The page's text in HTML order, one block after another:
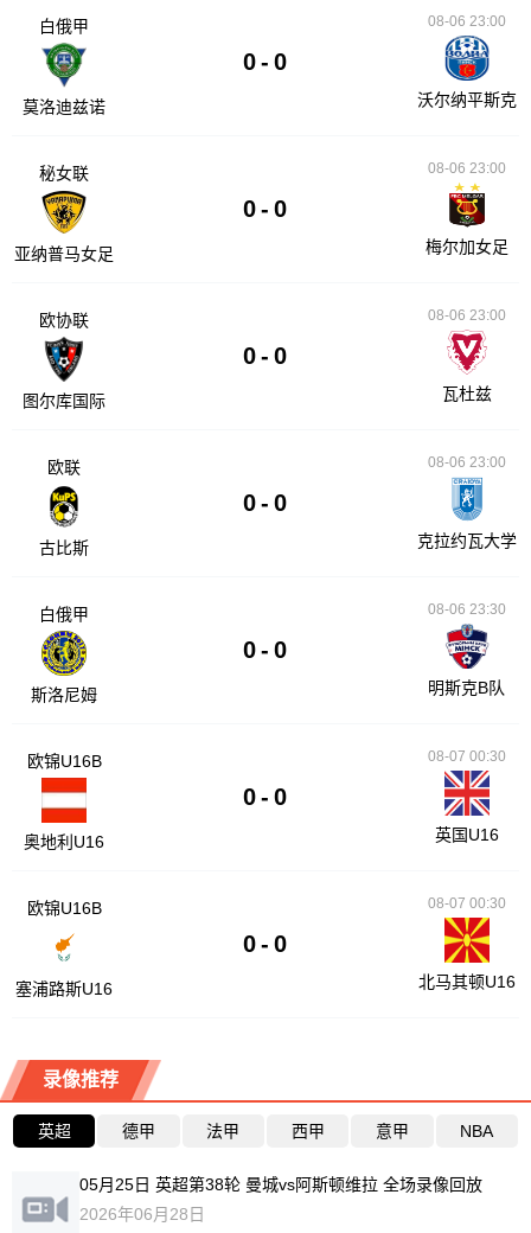
白俄甲
莫洛迪兹诺
0 - 0
08-06 23:00
沃尔纳平斯克
秘女联
亚纳普马女足
0 - 0
08-06 23:00
梅尔加女足
欧协联
图尔库国际
0 - 0
08-06 23:00
瓦杜兹
欧联
古比斯
0 - 0
08-06 23:00
克拉约瓦大学
白俄甲
斯洛尼姆
0 - 0
08-06 23:30
明斯克B队
欧锦U16B
奥地利U16
0 - 0
08-07 00:30
英国U16
欧锦U16B
塞浦路斯U16
0 - 0
08-07 00:30
北马其顿U16
录像推荐
英超 德甲 法甲 西甲 意甲 NBA
05月25日 英超第38轮 曼城vs阿斯顿维拉 全场录像回放
2026年06月28日